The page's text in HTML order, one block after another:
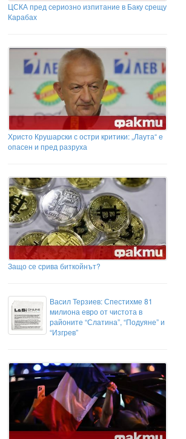
ЦСКА пред сериозно изпитание в Баку срещу
Карабах
Христо Крушарски с остри критики: „Лаута“ е
опасен и пред разруха
Защо се срива биткойнът?
Васил Терзиев: Спестихме 81
милиона евро от чистота в
районите “Слатина”, “Подуяне” и
“Изгрев”